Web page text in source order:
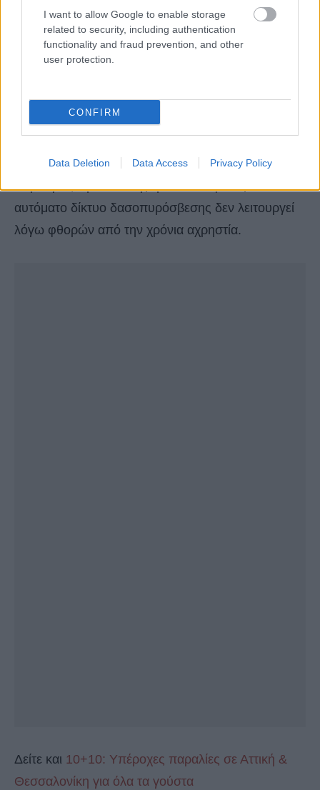
I want to allow Google to enable storage
related to security, including authentication
functionality and fraud prevention, and other
user protection.
CONFIRM
Data Deletion Data Access Privacy Policy
βλάστησης και της πίεσης που ασκείται από τους
χιλιάδες λουόμενους οι οποίοι τα Σαββατοκύριακα
ξεπερνούν τους 15.000 και δυστυχώς αρκετοί
φροντίδα στο πευκοδάσος, ανάβοντας φωτιές για
μπάρμπεκιου και αφήνοντας σωρούς σκουπιδιών
αποτελούν «ωρολογιακές βόμβες» πρόκλησης
αυτόματο δίκτυο δασοπυρόσβεσης δεν λειτουργεί
λόγω φθορών από την χρόνια αχρηστία.
Δείτε και 10+10: Υπέροχες παραλίες σε Αττική &
Θεσσαλονίκη για όλα τα γούστα